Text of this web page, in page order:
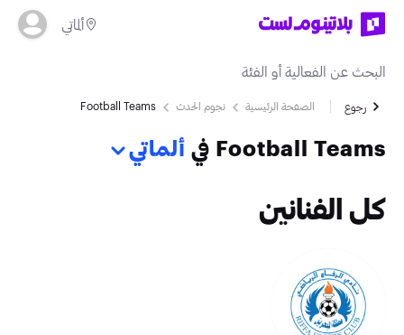
ألماتي
رجوع الصفحة الرئيسية نجوم الحدث Football Teams
Football Teams في ألماتي
كل الفنانين